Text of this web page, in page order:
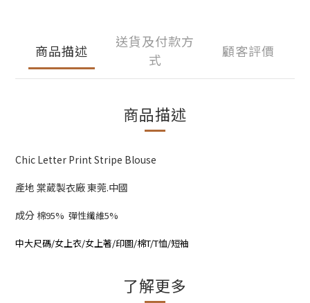
商品描述
送貨及付款方
式
顧客評價
商品描述
Chic Letter Print Stripe Blouse
產地 棠葳製衣廠 東莞.中國
成分 棉95% 彈性纖維5%
中大尺碼/女上衣/女上著/印圖/棉T/T恤/短袖
了解更多